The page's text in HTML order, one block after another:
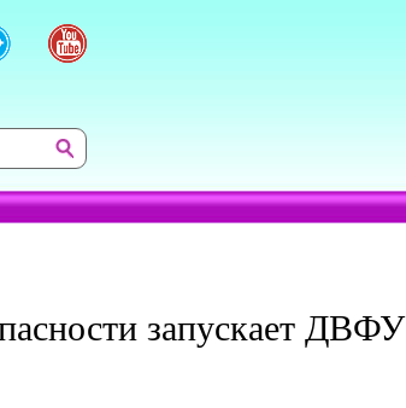
запускает ДВФУ